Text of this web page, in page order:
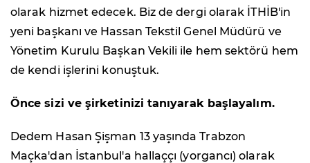
olarak hizmet edecek. Biz de dergi olarak İTHİB'in
yeni başkanı ve Hassan Tekstil Genel Müdürü ve
Yönetim Kurulu Başkan Vekili ile hem sektörü hem
de kendi işlerini konuştuk.
Önce sizi ve şirketinizi tanıyarak başlayalım.
Dedem Hasan Şişman 13 yaşında Trabzon
Maçka'dan İstanbul'a hallaççı (yorgancı) olarak